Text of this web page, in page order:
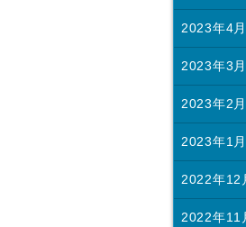
2023年4月
2023年3月
2023年2月
2023年1月
2022年12
2022年11